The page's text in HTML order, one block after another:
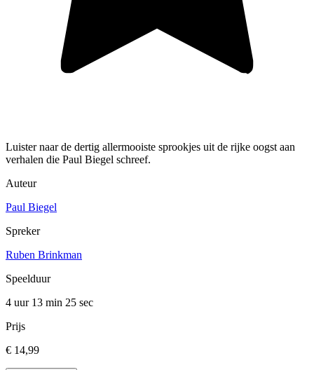
Luister naar de dertig allermooiste sprookjes uit de rijke oogst aan
verhalen die Paul Biegel schreef.
Auteur
Paul Biegel
Spreker
Ruben Brinkman
Speelduur
4 uur 13 min 25 sec
Prijs
€ 14,99